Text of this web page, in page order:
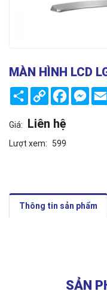
MÀN HÌNH LCD
Share
Copy
Link
Facebook
Giá: Liên hệ
Lượt xem: 599
Thông tin sản phẩm
SẢN